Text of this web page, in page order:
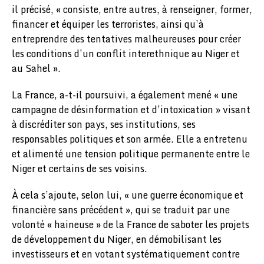
il précisé, « consiste, entre autres, à renseigner, former,
financer et équiper les terroristes, ainsi qu’à
entreprendre des tentatives malheureuses pour créer
les conditions d’un conflit interethnique au Niger et
au Sahel ».
La France, a-t-il poursuivi, a également mené « une
campagne de désinformation et d’intoxication » visant
à discréditer son pays, ses institutions, ses
responsables politiques et son armée. Elle a entretenu
et alimenté une tension politique permanente entre le
Niger et certains de ses voisins.
À cela s’ajoute, selon lui, « une guerre économique et
financière sans précédent », qui se traduit par une
volonté « haineuse » de la France de saboter les projets
de développement du Niger, en démobilisant les
investisseurs et en votant systématiquement contre